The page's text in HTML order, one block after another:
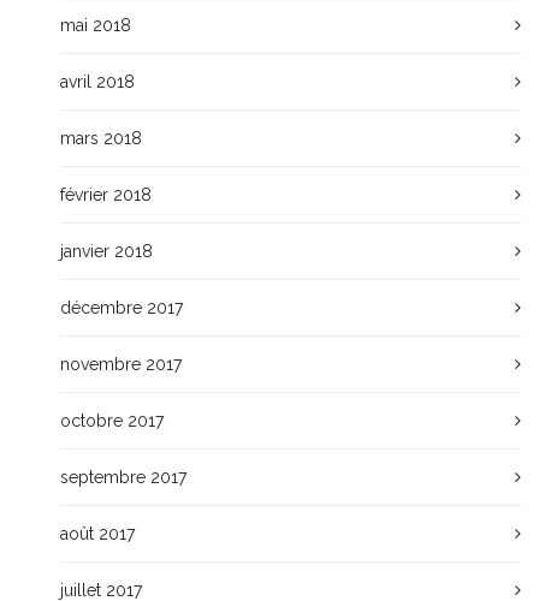
mai 2018
avril 2018
mars 2018
février 2018
janvier 2018
décembre 2017
novembre 2017
octobre 2017
septembre 2017
août 2017
juillet 2017